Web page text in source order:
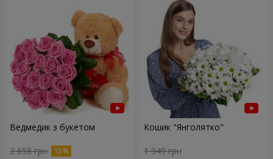
Ведмедик з букетом
2 658 грн
Кошик "Янголятко"
1 949 грн